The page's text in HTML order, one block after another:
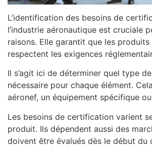
L’identification des besoins de
l’industrie aéronautique est cruciale
raisons. Elle garantit que les
respectent les exigences
Il s’agit ici de déterminer quel type
nécessaire pour chaque élément.
aéronef, un équipement spécifique
Les besoins de certification varient
produit. Ils dépendent aussi des
doivent être évalués dès le début du